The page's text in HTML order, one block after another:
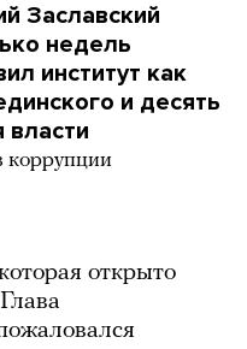
Заславский
недель
институт как
и десять
власти
коррупции
открыто